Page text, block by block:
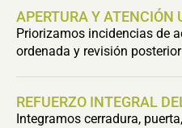
APERTURA Y ATENCIÓN
Priorizamos incidencias de
ordenada y revisión
REFUERZO INTEGRAL
Integramos cerradura,